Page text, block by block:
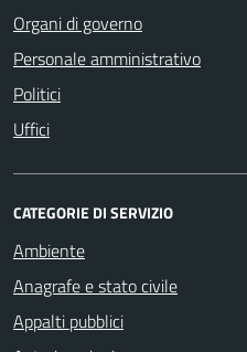
Organi di governo
Personale amministrativo
Politici
Uffici
CATEGORIE DI SERVIZIO
Ambiente
Anagrafe e stato civile
Appalti pubblici